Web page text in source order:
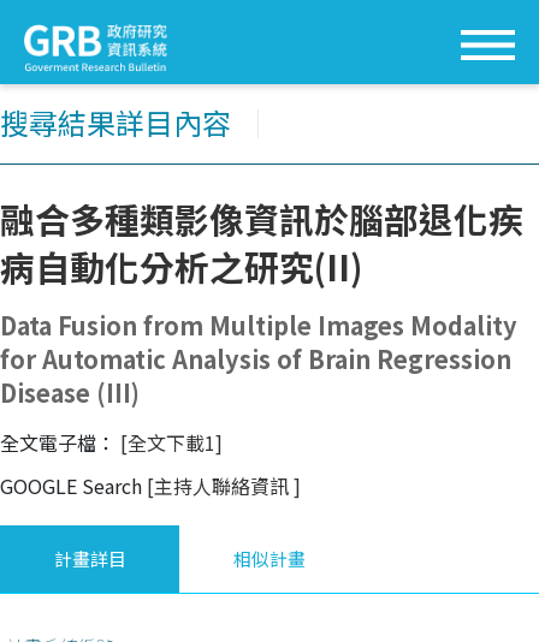
搜尋結果詳目內容
融合多種類影像資訊於腦部退化疾
病自動化分析之研究(II)
Data Fusion from Multiple Images Modality
for Automatic Analysis of Brain Regression
Disease (III)
全文電子檔： [全文下載1]
GOOGLE Search [主持人聯絡資訊]
計畫詳目 相似計畫